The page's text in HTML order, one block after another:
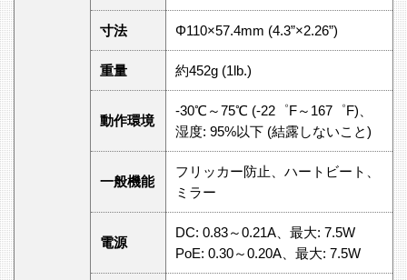
寸法 Φ110×57.4mm (4.3”×2.26”)
重量 約452g (1lb.)
動作環境
-30℃～75℃ (-22゜F～167゜F)、
湿度: 95%以下 (結露しないこと)
一般機能
フリッカー防止、ハートビート、
ミラー
電源
DC: 0.83～0.21A、最大: 7.5W
PoE: 0.30～0.20A、最大: 7.5W